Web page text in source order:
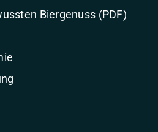
Biergenuss (PDF)